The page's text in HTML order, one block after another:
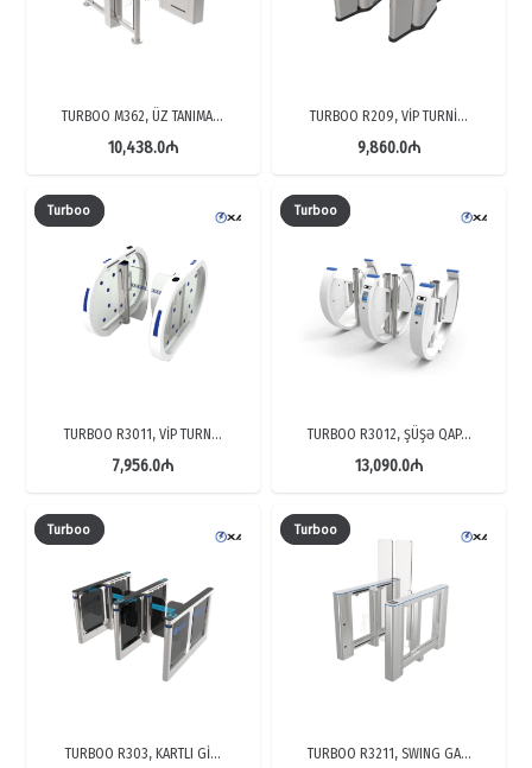
TURBOO M362, ÜZ TANIMA…
10,438.0₼
TURBOO R209, VİP TURNİ…
9,860.0₼
Turboo
TURBOO R3011, VİP TURN…
7,956.0₼
Turboo
TURBOO R3012, ŞÜŞƏ QAP…
13,090.0₼
Turboo
TURBOO R303, KARTLI Gİ…
Turboo
TURBOO R3211, SWING GA…